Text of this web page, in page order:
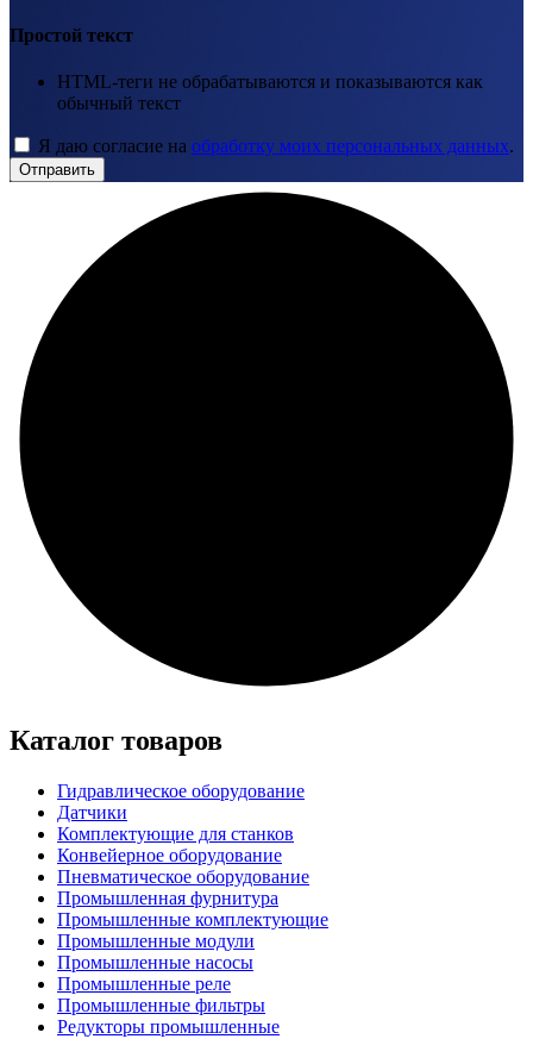
Простой текст
HTML-теги не обрабатываются и показываются как
обычный текст
Я даю согласие на обработку моих персональных данных.
Отправить
Каталог товаров
Гидравлическое оборудование
Датчики
Комплектующие для станков
Конвейерное оборудование
Пневматическое оборудование
Промышленная фурнитура
Промышленные комплектующие
Промышленные модули
Промышленные насосы
Промышленные реле
Промышленные фильтры
Редукторы промышленные